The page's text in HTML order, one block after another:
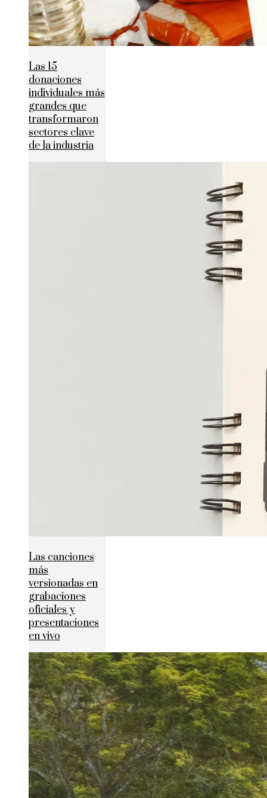
Las 15
donaciones
individuales más
grandes que
transformaron
sectores clave
de la industria
Las canciones
más
versionadas en
grabaciones
oficiales y
presentaciones
en vivo